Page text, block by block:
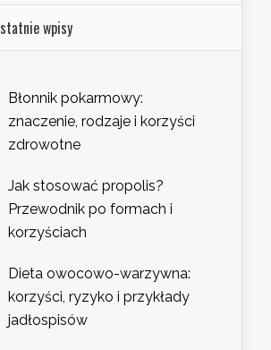
wpisy
Błonnik pokarmowy:
znaczenie, rodzaje i korzyści
zdrowotne
Jak stosować propolis?
Przewodnik po formach i
korzyściach
Dieta owocowo-warzywna:
korzyści, ryzyko i przykłady
jadłospisów